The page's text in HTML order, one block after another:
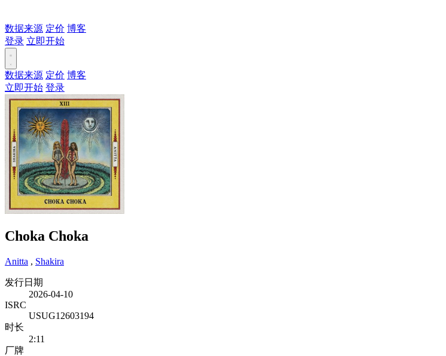
数据来源 定价 博客
登录 立即开始
数据来源 定价 博客
立即开始 登录
Choka Choka
Anitta , Shakira
发行日期
2026-04-10
ISRC
USUG12603194
时长
2:11
厂牌